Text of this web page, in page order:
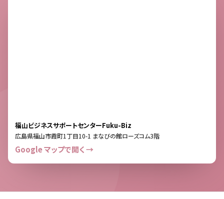
福山ビジネスサポートセンターFuku-Biz
広島県福山市霞町1丁目10-1 まなびの館ローズコム3階
Google マップで開く →